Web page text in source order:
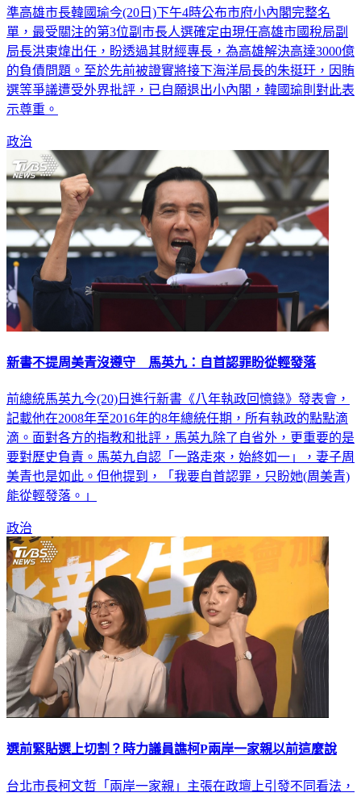
準高雄市長韓國瑜今(20日)下午4時公布市府小內閣完整名
單，最受關注的第3位副市長人選確定由現任高雄市國稅局副
局長洪東煒出任，盼透過其財經專長，為高雄解決高達3000億
的負債問題。至於先前被證實將接下海洋局長的朱挺玗，因賄
選等爭議遭受外界批評，已自願退出小內閣，韓國瑜則對此表
示尊重。
政治
新書不提周美青沒遵守 馬英九：自首認罪盼從輕發落
前總統馬英九今(20)日進行新書《八年執政回憶錄》發表會，
記載他在2008年至2016年的8年總統任期，所有執政的點點滴
滴。面對各方的指教和批評，馬英九除了自省外，更重要的是
要對歷史負責。馬英九自認「一路走來，始終如一」，妻子周
美青也是如此。但他提到，「我要自首認罪，只盼她(周美青)
能從輕發落。」
政治
選前緊貼選上切割？時力議員譙柯P兩岸一家親以前這麼說
台北市長柯文哲「兩岸一家親」主張在政壇上引發不同看法，